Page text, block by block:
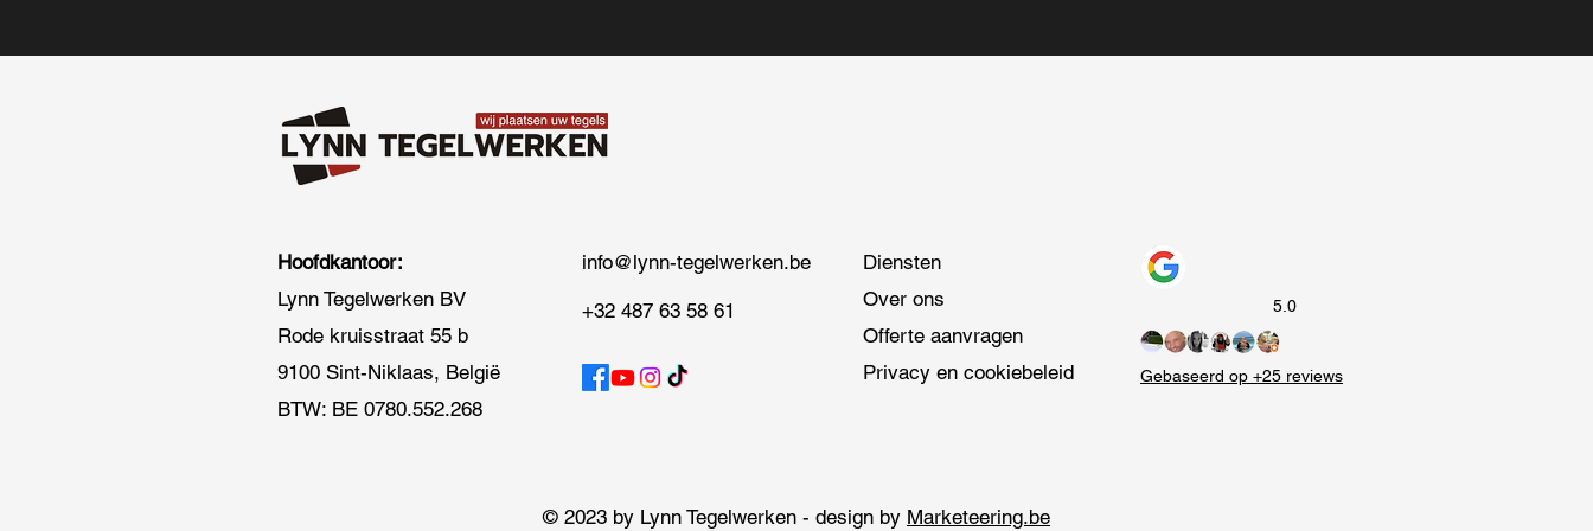
Hoofdkantoor:
Lynn Tegelwerken BV
Rode kruisstraat 55 b
9100 Sint-Niklaas, België
BTW: BE 0780.552.268
info@lynn-tegelwerken.be
+32 487 63 58 61
Diensten
Over ons
Offerte aanvragen
Privacy en cookiebeleid
5.0
Gebaseerd op +25 reviews
© 2023 by Lynn Tegelwerken - design by Marketeering.be